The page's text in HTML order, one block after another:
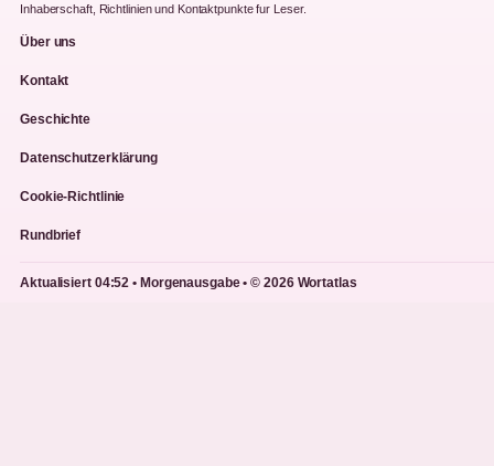
Inhaberschaft, Richtlinien und Kontaktpunkte fur Leser.
Über uns
Kontakt
Geschichte
Datenschutzerklärung
Cookie-Richtlinie
Rundbrief
Aktualisiert 04:52 • Morgenausgabe • © 2026 Wortatlas